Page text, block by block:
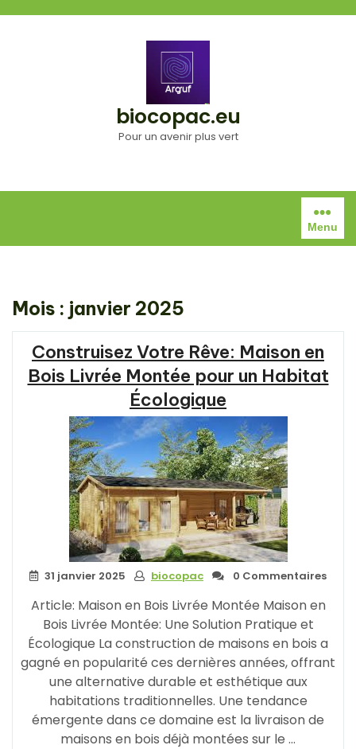
biocopac.eu
Pour un avenir plus vert
Menu
Mois : janvier 2025
Construisez Votre Rêve: Maison en
Bois Livrée Montée pour un Habitat
Écologique
31 janvier 2025 biocopac 0 Commentaires
Article: Maison en Bois Livrée Montée Maison en
Bois Livrée Montée: Une Solution Pratique et
Écologique La construction de maisons en bois a
gagné en popularité ces dernières années, offrant
une alternative durable et esthétique aux
habitations traditionnelles. Une tendance
émergente dans ce domaine est la livraison de
maisons en bois déjà montées sur le …